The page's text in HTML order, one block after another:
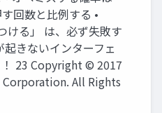
回数と比例する •
ける」 は、必ず失敗す
起きないインターフェ
23 Copyright © 2017
Corporation. All Rights